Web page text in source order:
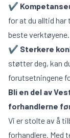
✔
for at du alltid har
beste verktøyene.
✔ Sterkere
støtter deg, kan
forutsetningene
Bli en del av
forhandlerne
Vi er stolte av å
forhandlere. Med